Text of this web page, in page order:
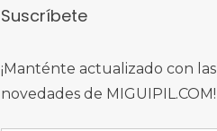
Suscríbete
¡Manténte actualizado con las
novedades de MIGUIPIL.COM!